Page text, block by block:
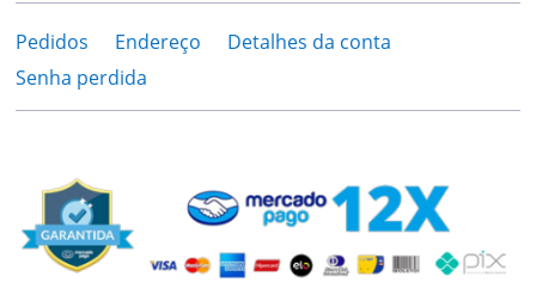
Pedidos Endereço
Detalhes da conta
Senha perdida